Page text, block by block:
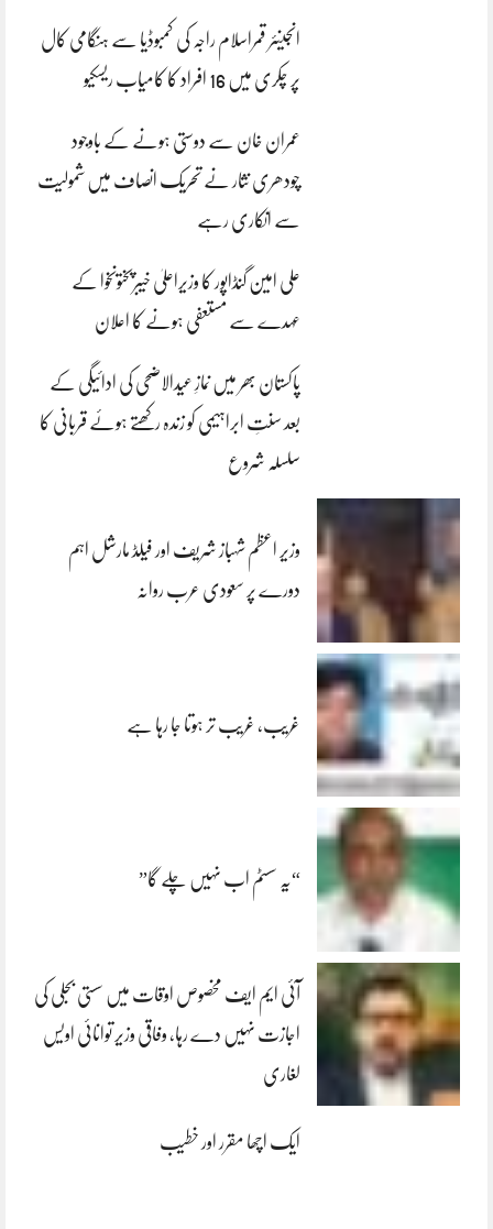
انجینئر قمراسلام راجہ کی کمبوڈیا سے ہنگامی کال
پر چکری میں 16 افراد کا کامیاب ریسکیو
عمران خان سے دوستی ہونے کے باوجود
چودھری نثار نے تحریک انصاف میں شمولیت
سے انکاری رہے
علی امین گنڈاپور کا وزیراعلیٰ خیبرپختونخوا کے
عہدے سے مستعفی ہونے کا اعلان
پاکستان بھر میں نمازِ عیدالاضحی کی ادائیگی کے
بعد سنتِ ابراہیمی کو زندہ رکھتے ہوئے قربانی کا
سلسلہ شروع
وزیر اعظم شہباز شریف اور فیلڈ مارشل اہم
دورے پر سعودی عرب روانہ
غریب، غریب تر ہوتا جا رہا ہے
“یہ سسٹم اب نہیں چلے گا”
آئی ایم ایف مخصوص اوقات میں سستی بجلی کی
اجازت نہیں دے رہا، وفاقی وزیر توانائی اویس
لغاری
ایک اچھا مقرر اور خطیب